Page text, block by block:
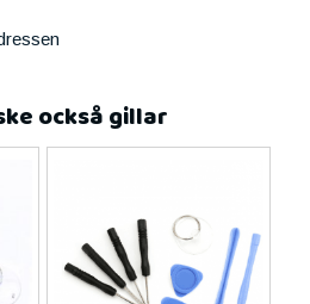
också gillar